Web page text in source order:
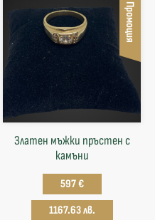
Промоция
Златен мъжки пръстен с
камъни
597 €
1167.63 лв.